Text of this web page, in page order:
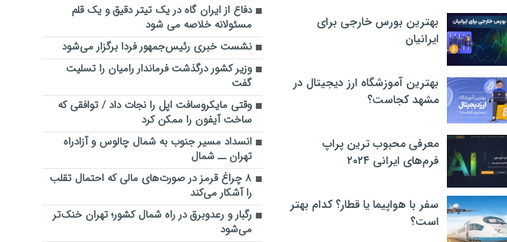
بهترین بورس خارجی برای
ایرانیان
بهترین آموزشگاه ارز دیجیتال در
مشهد کجاست؟
معرفی محبوب ترین پراپ
فرم‌های ایرانی ۲۰۲۴
سفر با هواپیما یا قطار؟ کدام بهتر
است؟
دفاع از ایران گاه در یک تیتر دقیق و یک قلم
مسئولانه خلاصه می شود
نشست خبری رئیس‌جمهور فردا برگزار می‌شود
وزیر کشور درگذشت فرماندار رامیان را تسلیت
گفت
وقتی مایکروسافت اپل را نجات داد / توافقی که
ساخت آیفون را ممکن کرد
انسداد مسیر جنوب به شمال چالوس و آزادراه
تهران ــ شمال
۸ چراغ قرمز در صورت‌های مالی که احتمال تقلب
را آشکار می‌کند
رگبار و رعدوبرق در راه شمال کشور؛ تهران خنک‌تر
می‌شود